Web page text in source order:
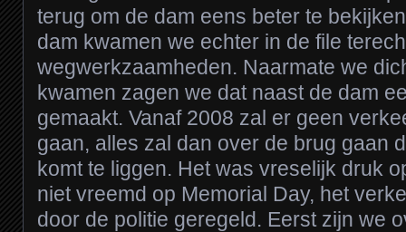
terug om de dam eens beter te
dam kwamen we echter in de file
wegwerkzaamheden. Naarmate we
kwamen zagen we dat naast de dam
gemaakt. Vanaf 2008 zal er geen
gaan, alles zal dan over de brug gaan
komt te liggen. Het was vreselijk druk
niet vreemd op Memorial Day, het
door de politie geregeld. Eerst zijn we